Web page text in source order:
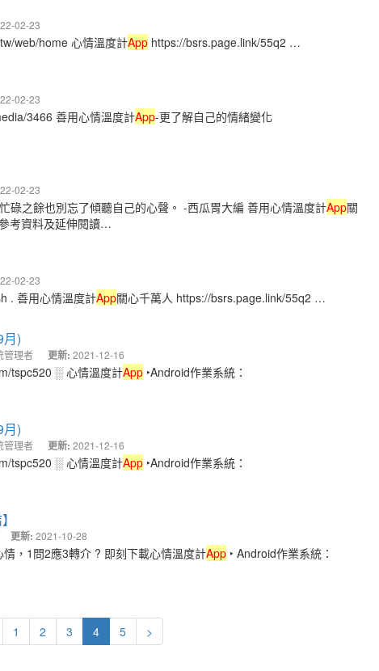
02-23
web/home 心情溫度計App https://bsrs.page.link/55q2 …
02-23
3466 善用心情溫度計App-更了解自己的情緒變化
02-23
碌之餘也別忘了傾聽自己的心聲。 -西瓜胃大編 善用心情溫度計App關
考資料及延伸閱讀…
02-23
. 善用心情溫度計App關心千萬人 https://bsrs.page.link/55q2 …
)
管理者 更新: 2021-12-16
tspc520 ░ 心情溫度計App ‣Android作業系統：
)
管理者 更新: 2021-12-16
tspc520 ░ 心情溫度計App ‣Android作業系統：
更新: 2021-10-28
，1問2應3轉介 ? 即刻下載心情溫度計App ‣ Android作業系統：
1 2 3 4 5 >